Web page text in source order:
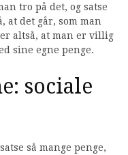
tro på det, og satse
at det går, som man
altså, at man er villig
sine egne penge.
sociale
så mange penge,